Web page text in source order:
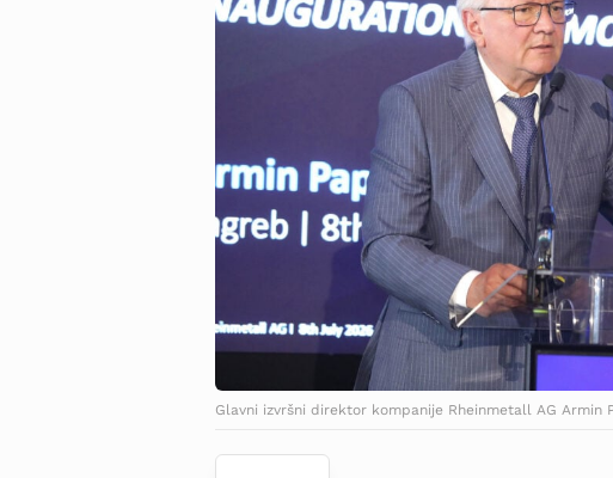
Glavni izvršni direktor kompanije Rheinmetall AG Armin